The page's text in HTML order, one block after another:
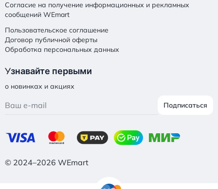
Согласие на получение информационных и рекламных
сообщений WEmart
Пользовательское соглашение
Договор публичной оферты
Обработка персональных данных
Узнавайте первыми
о новинках и акциях
Подписаться
© 2024–2026 WEmart